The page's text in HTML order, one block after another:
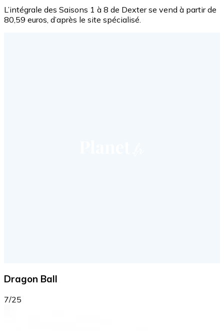
L’intégrale des Saisons 1 à 8 de Dexter se vend à partir de
80,59 euros, d’après le site spécialisé.
Dragon Ball
7/25